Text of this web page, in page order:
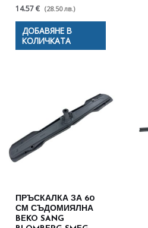
14.57 € (28.50 лв.)
ДОБАВЯНЕ В
КОЛИЧКАТА
ПРЪСКАЛКА ЗА 60
СМ СЪДОМИЯЛНА
BEKO SANG